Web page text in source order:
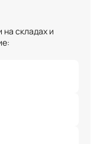
на складах и